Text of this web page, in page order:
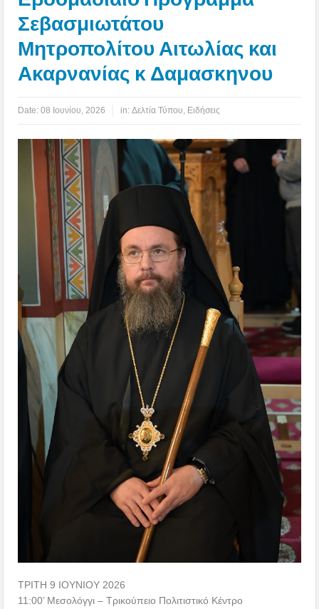
Σεβασμιωτάτου
Μητροπολίτου Αιτωλίας και
Ακαρνανίας κ Δαμασκηνου
Date:08 Ιουνίου, 2026 in:Δελτία Τύπου Ειδήσεις
ΤΡΙΤΗ 9 ΙΟΥΝΙΟΥ 2026
11:00’ Μεσολόγγι – Τρικούπειο Πολιτιστικό Κέντρο